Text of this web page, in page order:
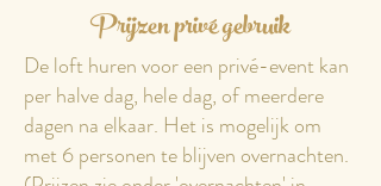
Prijzen privé gebruik
De loft huren voor een privé-event kan
per halve dag, hele dag, of meerdere
dagen na elkaar. Het is mogelijk om
met 6 personen te blijven overnachten.